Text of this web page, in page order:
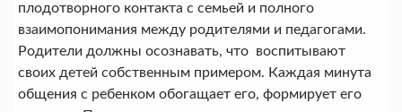
плодотворного контакта с семьей и полного
взаимопонимания между родителями и педагогами.
Родители должны осознавать, что воспитывают
своих детей собственным примером. Каждая минута
общения с ребенком обогащает его, формирует его